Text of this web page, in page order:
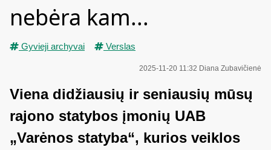
nebėra kam...
Gyvieji archyvai Verslas
2025-11-20 11:32 Diana Zubavičienė
Viena didžiausių ir seniausių mūsų
rajono statybos įmonių UAB
„Varėnos statyba“, kurios veiklos